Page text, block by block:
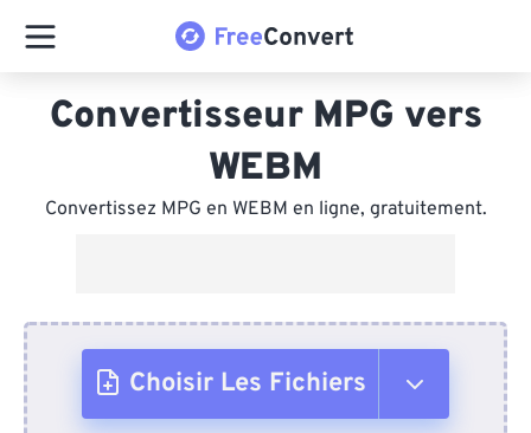
Convertisseur MPG vers
WEBM
Convertissez MPG en WEBM en ligne, gratuitement.
Choisir Les Fichiers